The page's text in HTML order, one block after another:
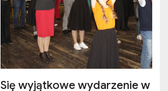
Się wyjątkowe wydarzenie w